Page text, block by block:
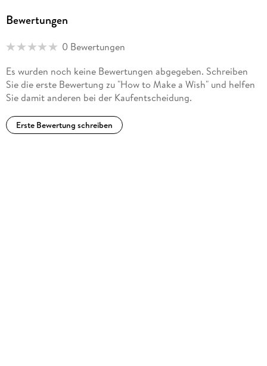
Bewertungen
0 Bewertungen
Es wurden noch keine Bewertungen abgegeben. Schreiben
Sie die erste Bewertung zu "How to Make a Wish" und helfen
Sie damit anderen bei der Kaufentscheidung.
Erste Bewertung schreiben